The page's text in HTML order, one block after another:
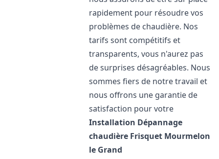
rapidement pour résoudre vos
problèmes de chaudière. Nos
tarifs sont compétitifs et
transparents, vous n'aurez pas
de surprises désagréables. Nous
sommes fiers de notre travail et
nous offrons une garantie de
satisfaction pour votre
Installation Dépannage
chaudière Frisquet Mourmelon
le Grand